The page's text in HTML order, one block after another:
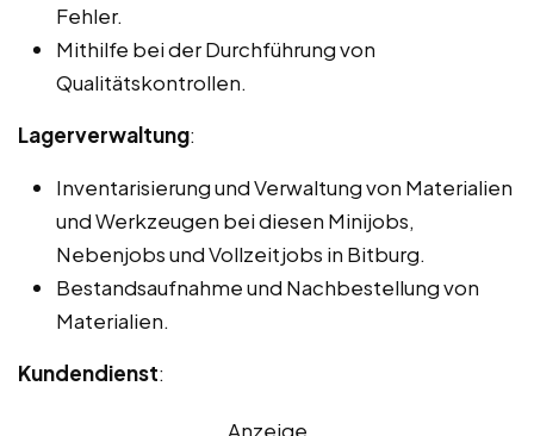
Fehler.
Mithilfe bei der Durchführung von
Qualitätskontrollen.
Lagerverwaltung:
Inventarisierung und Verwaltung von Materialien
und Werkzeugen bei diesen Minijobs,
Nebenjobs und Vollzeitjobs in Bitburg.
Bestandsaufnahme und Nachbestellung von
Materialien.
Kundendienst:
Anzeige